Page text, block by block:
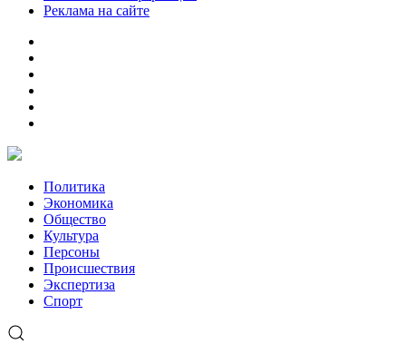
Реклама на сайте
Политика
Экономика
Общество
Культура
Персоны
Происшествия
Экспертиза
Спорт